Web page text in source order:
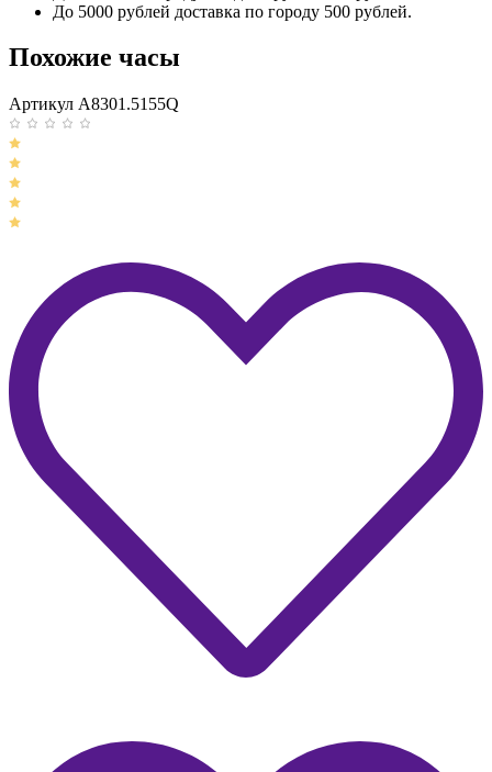
До 5000 рублей доставка по городу 500 рублей.
Похожие часы
Артикул A8301.5155Q